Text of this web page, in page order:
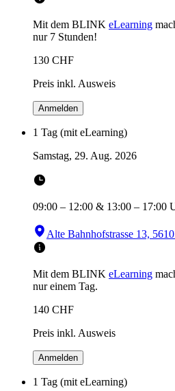
Mit dem BLINK eLearning
nur 7 Stunden!
130 CHF
Preis inkl. Ausweis
Anmelden
1 Tag (mit eLearning)
Samstag, 29. Aug. 2026
09:00 – 12:00 & 13:00 – 17:00
Alte Bahnhofstrasse 13,
Mit dem BLINK eLearning
nur einem Tag.
140 CHF
Preis inkl. Ausweis
Anmelden
1 Tag (mit eLearning)